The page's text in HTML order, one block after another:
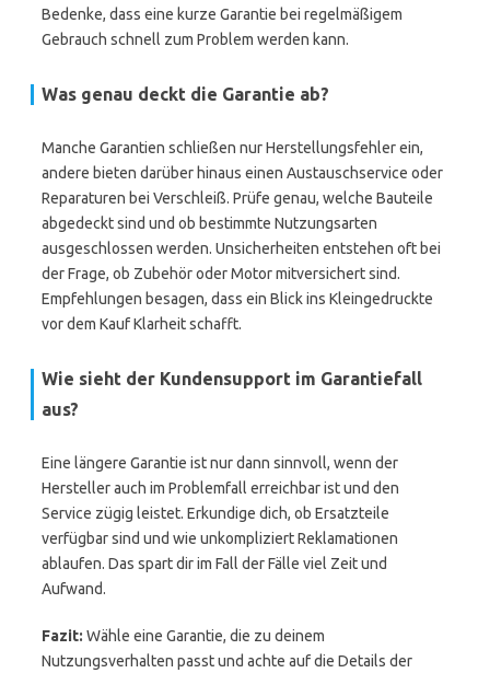
Bedenke, dass eine kurze Garantie bei regelmäßigem
Gebrauch schnell zum Problem werden kann.
Was genau deckt die Garantie ab?
Manche Garantien schließen nur Herstellungsfehler ein,
andere bieten darüber hinaus einen Austauschservice oder
Reparaturen bei Verschleiß. Prüfe genau, welche Bauteile
abgedeckt sind und ob bestimmte Nutzungsarten
ausgeschlossen werden. Unsicherheiten entstehen oft bei
der Frage, ob Zubehör oder Motor mitversichert sind.
Empfehlungen besagen, dass ein Blick ins Kleingedruckte
vor dem Kauf Klarheit schafft.
Wie sieht der Kundensupport im Garantiefall
aus?
Eine längere Garantie ist nur dann sinnvoll, wenn der
Hersteller auch im Problemfall erreichbar ist und den
Service zügig leistet. Erkundige dich, ob Ersatzteile
verfügbar sind und wie unkompliziert Reklamationen
ablaufen. Das spart dir im Fall der Fälle viel Zeit und
Aufwand.
Fazit: Wähle eine Garantie, die zu deinem
Nutzungsverhalten passt und achte auf die Details der